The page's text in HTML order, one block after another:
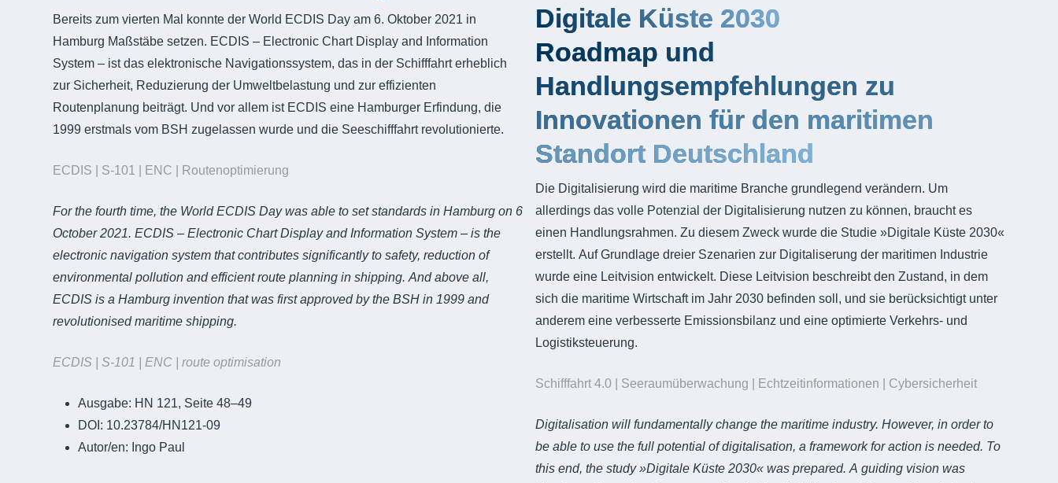
Bereits zum vierten Mal konnte der World ECDIS Day am 6. Oktober 2021 in
Hamburg Maßstäbe setzen. ECDIS – Electronic Chart Display and Information
System – ist das elektronische Navigationssystem, das in der Schifffahrt erheblich
zur Sicherheit, Reduzierung der Umweltbelastung und zur effizienten
Routenplanung beiträgt. Und vor allem ist ECDIS eine Hamburger Erfindung, die
1999 erstmals vom BSH zugelassen wurde und die Seeschifffahrt revolutionierte.
ECDIS | S-101 | ENC | Routenoptimierung
For the fourth time, the World ECDIS Day was able to set standards in Hamburg on 6
October 2021. ECDIS – Electronic Chart Display and Information System – is the
electronic navigation system that contributes significantly to safety, reduction of
environmental pollution and efficient route planning in shipping. And above all,
ECDIS is a Hamburg invention that was first approved by the BSH in 1999 and
revolutionised maritime shipping.
ECDIS | S-101 | ENC | route optimisation
Ausgabe: HN 121, Seite 48–49
DOI: 10.23784/HN121-09
Autor/en: Ingo Paul
Digitale Küste 2030
Roadmap und
Handlungsempfehlungen zu
Innovationen für den maritimen
Standort Deutschland
Die Digitalisierung wird die maritime Branche grundlegend verändern. Um
allerdings das volle Potenzial der Digitalisierung nutzen zu können, braucht es
einen Handlungsrahmen. Zu diesem Zweck wurde die Studie »Digitale Küste 2030«
erstellt. Auf Grundlage dreier Szenarien zur Digitaliserung der maritimen Industrie
wurde eine Leitvision entwickelt. Diese Leitvision beschreibt den Zustand, in dem
sich die maritime Wirtschaft im Jahr 2030 befinden soll, und sie berücksichtigt unter
anderem eine verbesserte Emissionsbilanz und eine optimierte Verkehrs- und
Logistiksteuerung.
Schifffahrt 4.0 | Seeraumüberwachung | Echtzeitinformationen | Cybersicherheit
Digitalisation will fundamentally change the maritime industry. However, in order to
be able to use the full potential of digitalisation, a framework for action is needed. To
this end, the study »Digitale Küste 2030« was prepared. A guiding vision was